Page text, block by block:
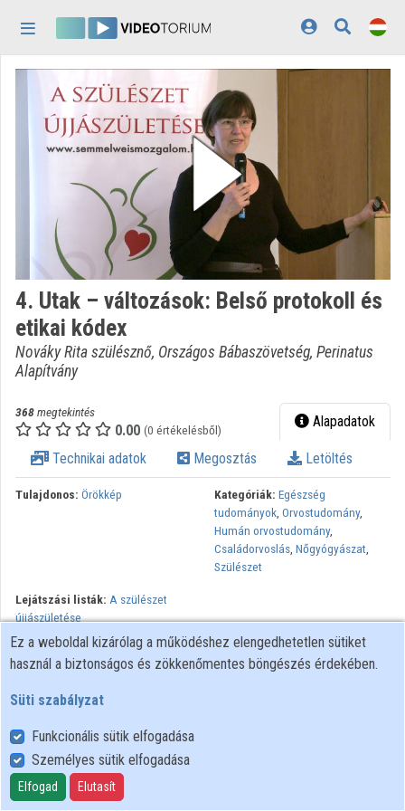
Bejelentkezés
Felfedezés
Kategóriák
Lejátszási listák
Intézmények
Közreműködők
Megjelenés:világos
4. Utak – változások: Belső protokoll és
etikai kódex
Nováky Rita szülésznő, Országos Bábaszövetség, Perinatus
Alapítvány
368megtekintés
0.00 (0 értékelésből) Alapadatok
Technikai adatok Megosztás Letöltés
Tulajdonos: Örökkép Kategóriák: Egészség
tudományok, Orvostudomány,
Humán orvostudomány,
Családorvoslás, Nőgyógyászat,
Szülészet
Lejátszási listák: A szülészet
újjászületése
Az AnyaBaba-barát szülészeti ellátás bemutatása és gyakorlati
megvalósításának lehetőségei című továbbképzés a Dél-pesti
Kórházban.
Felhasználói szabályzat
Adatkezelési tájékoztató
Süti szabályzat
Ez a weboldal kizárólag a működéshez elengedhetetlen sütiket
használ a biztonságos és zökkenőmentes böngészés érdekében.
Süti szabályzat
Funkcionális sütik elfogadása
Személyes sütik elfogadása
Elfogad Elutasít